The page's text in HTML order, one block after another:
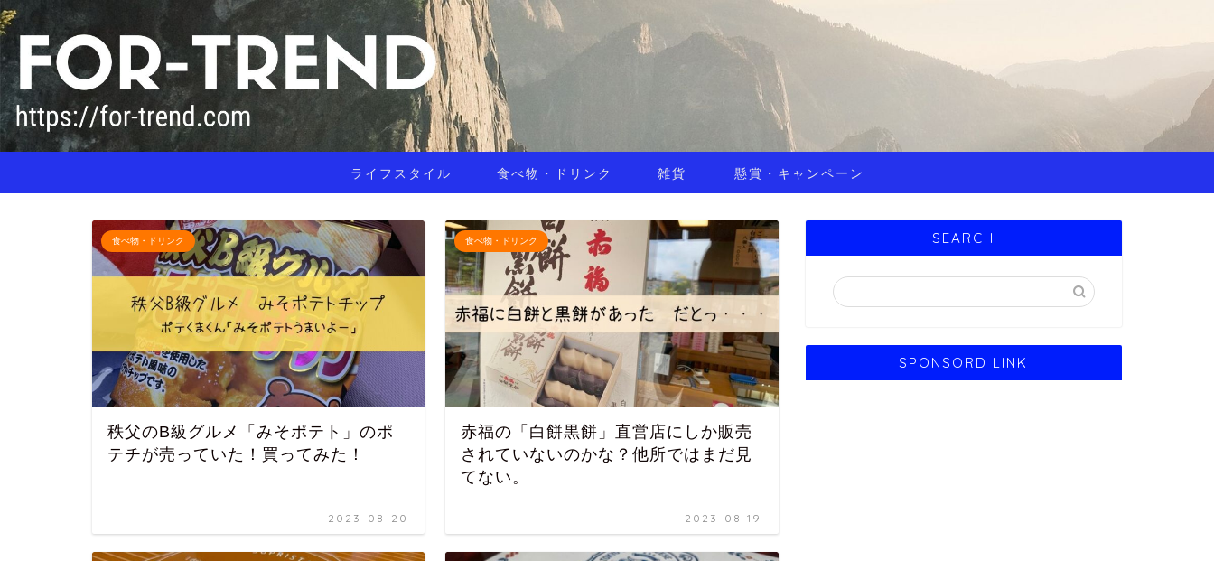
ライフスタイル 食べ物・ドリンク 雑貨 懸賞・キャンペーン
食べ物・ドリンク
秩父のB級グルメ「みそポテト」のポ
テチが売っていた！買ってみた！
2023-08-20
食べ物・ドリンク
赤福の「白餅黒餅」直営店にしか販売
されていないのかな？他所ではまだ見
てない。
2023-08-19
SEARCH
SPONSORD LINK